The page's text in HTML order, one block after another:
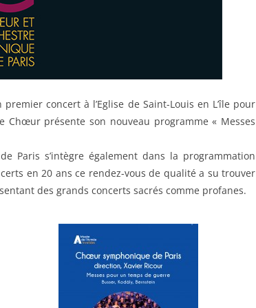
concert à l’Eglise de Saint-Louis en L’île pour
Chœur présente son nouveau programme « Messes
Paris s’intègre également dans la programmation
en 20 ans ce rendez-vous de qualité a su trouver
des grands concerts sacrés comme profanes.